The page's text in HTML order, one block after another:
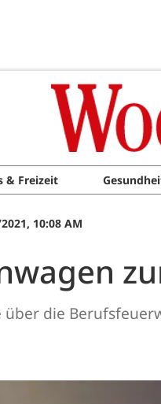
& Freizeit
10:08 AM
die